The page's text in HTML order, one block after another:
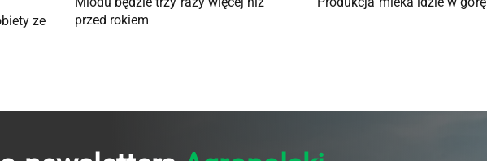
ze
przed rokiem